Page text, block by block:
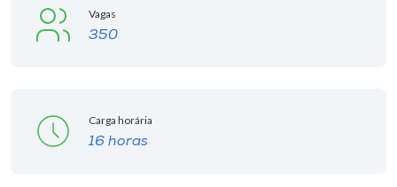
Vagas
350
Carga horária
16 horas